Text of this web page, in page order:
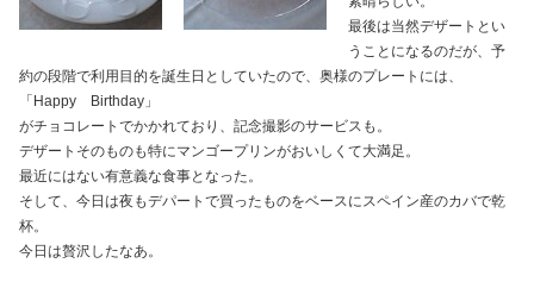
最後は当然デザートとい
うことになるのだが、予
約の段階で利用目的を誕生日としていたので、奥様のプレートには、
「Happy Birthday」
がチョコレートでかかれており、記念撮影のサービスも。
デザートそのものも特にマンゴープリンがおいしくて大満足。
最近にはない有意義な食事となった。
そして、今日は夜もデパートで買ったものをベースにスペイン産のカバで乾
杯。
今日は贅沢したなあ。